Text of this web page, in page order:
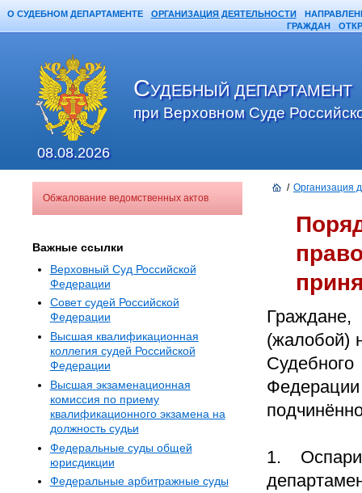
О СУДЕБНОМ ДЕПАРТАМЕНТЕ ОРГАНИЗАЦИЯ ДЕЯТЕЛЬНОСТИ
ГРАЖДАН
/ Организация
(жалобой)
1.
Обжалование ведомственных актов
Важные ссылки
Верховный Суд Российской
Федерации
Совет судей Российской
Федерации
Высшая квалификационная
коллегия судей Российской
Федерации
Высшая экзаменационная
комиссия по приему
квалификационного экзамена на
должность судьи
Федеральные суды общей
юрисдикции
Федеральные арбитражные суды
СУДЕБНЫЙ ДЕПАРТАМЕНТ
при Верховном Суде
08.08.2026